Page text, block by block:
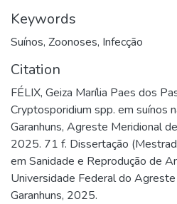
Keywords
Suínos, Zoonoses, Infecção
Citation
FÉLIX, Geiza Marília Paes dos
Cryptosporidium spp. em suínos
Garanhuns, Agreste Meridional
2025. 71 f. Dissertação
em Sanidade e Reprodução de
Universidade Federal do
Garanhuns, 2025.